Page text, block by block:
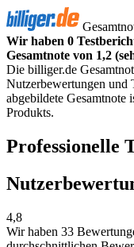
Wir haben 0
Gesamtnote von 1,2
Die billiger.de
Nutzerbewertungen und
abgebildete Gesamtnote
Produkts.
Professionelle
4,8
Wir haben 33